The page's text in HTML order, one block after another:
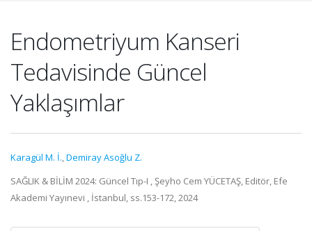
Endometriyum Kanseri
Tedavisinde Güncel
Yaklaşımlar
Karagül M. İ.,Demiray Asoğlu Z.
SAĞLIK & BİLİM 2024: Güncel Tıp-I , Şeyho Cem YÜCETAŞ, Editör, Efe
Akademi Yayınevi , İstanbul, ss.153-172, 2024